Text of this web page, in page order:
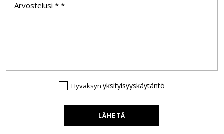
Hyväksyn yksityisyyskäytäntö
LÄHETÄ